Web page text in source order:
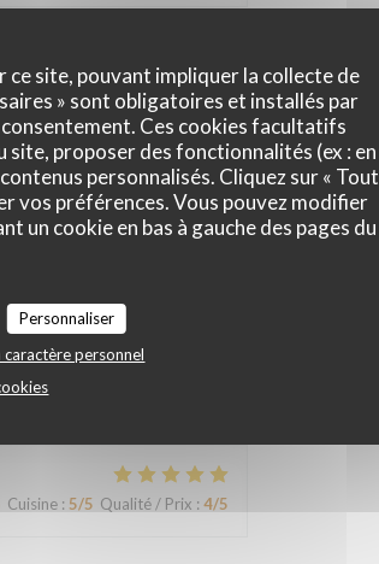
site, pouvant impliquer la collecte de
» sont obligatoires et installés par
Ces cookies facultatifs
proposer des fonctionnalités (ex : en
personnalisés. Cliquez sur « Tout
vos préférences. Vous pouvez modifier
un cookie en bas à gauche des pages du
Personnaliser
personnel
Cuisine:4 /5 Qualité / Prix :4/5
Cuisine:5/5 Qualité / Prix:5/5
sont exquis ! Plus que ravis
Cuisine: 5/5 Qualité / Prix : 4/5